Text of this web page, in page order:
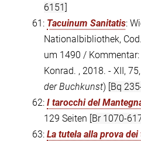
6151]
61: Tacuinum Sanitatis:
Nationalbibliothek,
um 1490 /
Konrad. , 2018. - XII,
der Buchkunst) [Bq
62: I tarocchi del
129 Seiten [Br 1070-
63: La tutela alla prova